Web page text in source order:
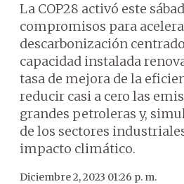
La COP28 activó este
compromisos para
descarbonización
capacidad instalada
tasa de mejora de la
reducir casi a cero las
grandes petroleras y,
de los sectores
impacto climático.
Diciembre 2, 2023 01:26 p. m.